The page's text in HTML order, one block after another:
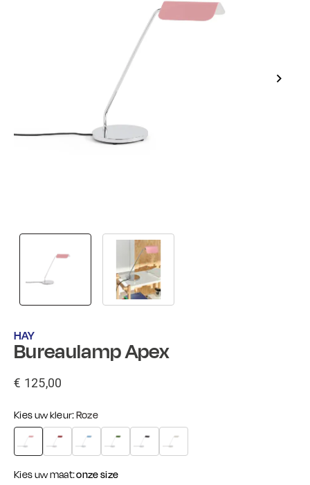
HAY
Bureaulamp Apex
€ 125,00
Kies uw kleur:Roze
Kies uw maat:onze size